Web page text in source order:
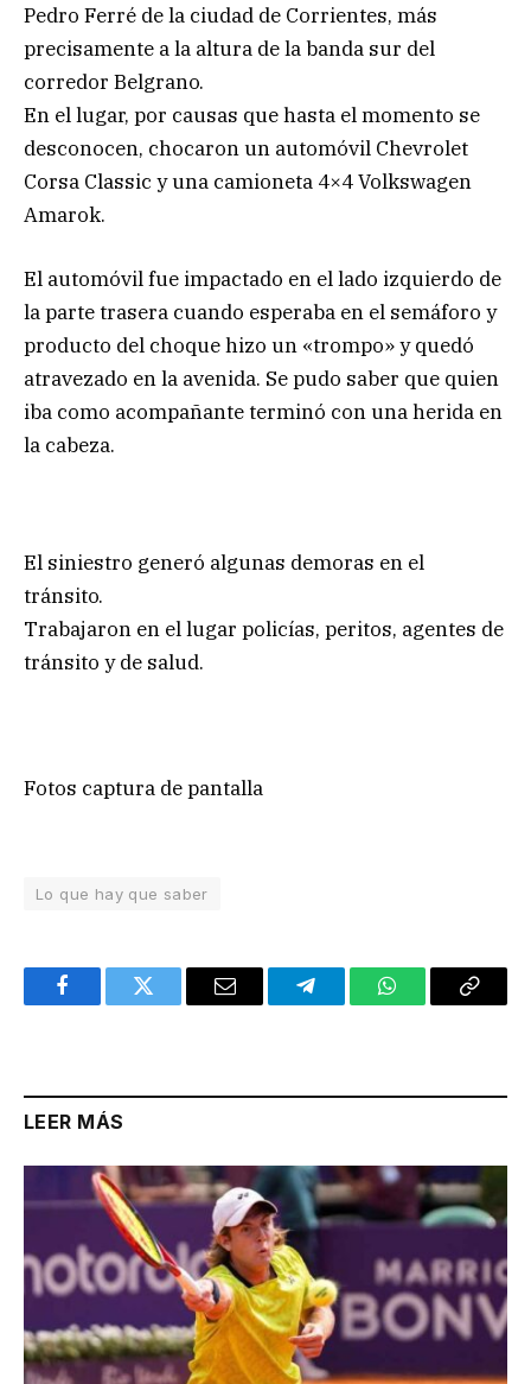
Pedro Ferré de la ciudad de Corrientes, más
precisamente a la altura de la banda sur del
corredor Belgrano.
En el lugar, por causas que hasta el momento se
desconocen, chocaron un automóvil Chevrolet
Corsa Classic y una camioneta 4×4 Volkswagen
Amarok.
El automóvil fue impactado en el lado izquierdo de
la parte trasera cuando esperaba en el semáforo y
producto del choque hizo un «trompo» y quedó
atravezado en la avenida. Se pudo saber que quien
iba como acompañante terminó con una herida en
la cabeza.
El siniestro generó algunas demoras en el
tránsito.
Trabajaron en el lugar policías, peritos, agentes de
tránsito y de salud.
Fotos captura de pantalla
Lo que hay que saber
FacebookTwitter Email TelegramWhatsAppCopy
LEER MÁS